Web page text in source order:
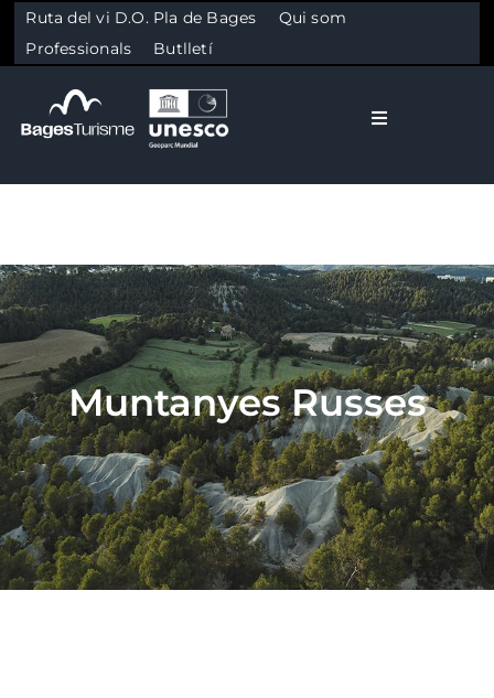
Skip to content
Ruta del vi D.O. Pla de Bages
Qui som
Professionals
Butlletí
Toggle
Cultura
Gastronomia
Planifica
Muntanyes Russes